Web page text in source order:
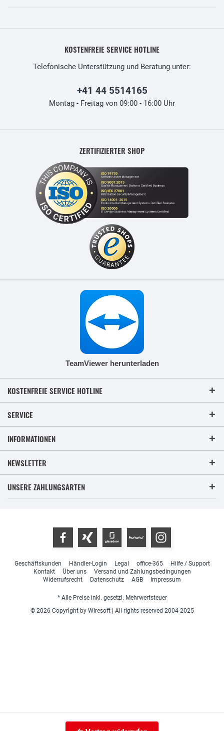
KOSTENFREIE SERVICE HOTLINE
Telefonische Unterstützung und Beratung unter:
+41 44 5514165
Montag - Freitag von 09:00 - 16:00 Uhr
ZERTIFIZIERTER SHOP
TeamViewer herunterladen
KOSTENFREIE SERVICE HOTLINE
SERVICE
INFORMATIONEN
NEWSLETTER
UNSERE ZAHLUNGSARTEN
Geschäftskunden Händler-Login Legal office-365
Hilfe / Support
Kontakt
Über uns
Versand und Zahlungsbedingungen
Widerrufsrecht
Datenschutz AGB Impressum
* Alle Preise inkl. gesetzl. Mehrwertsteuer
© 2026 Copyright by Wiresoft | All rights reserved 2004-2025